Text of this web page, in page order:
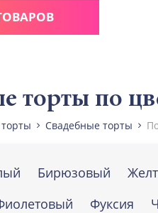
торты по
Свадебные торты
Бирюзовый
Фуксия